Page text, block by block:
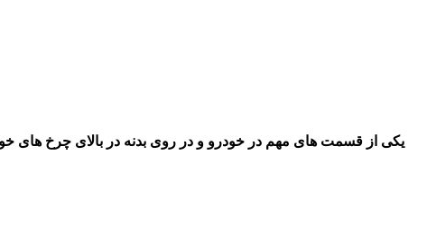
یکی از قسمت های مهم در خودرو و در روی بدنه در بالای چرخ های